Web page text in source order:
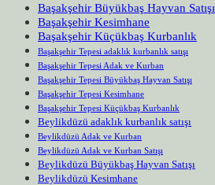
Başakşehir Büyükbaş Hayvan Satışı
Başakşehir Kesimhane
Başakşehir Küçükbaş Kurbanlık
Başakşehir Tepesi adaklık kurbanlık satışı
Başakşehir Tepesi Adak ve Kurban
Başakşehir Tepesi Büyükbaş Hayvan Satışı
Başakşehir Tepesi Kesimhane
Başakşehir Tepesi Küçükbaş Kurbanlık
Beylikdüzü adaklık kurbanlık satışı
Beylikdüzü Adak ve Kurban
Beylikdüzü Adak ve Kurban Satışı
Beylikdüzü Büyükbaş Hayvan Satışı
Beylikdüzü Kesimhane